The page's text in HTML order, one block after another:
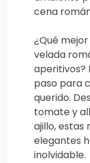
cena
¿Qué
velada
aperitivos?
paso para
querido.
tomate y
ajillo, estas
elegantes
inolvidable.